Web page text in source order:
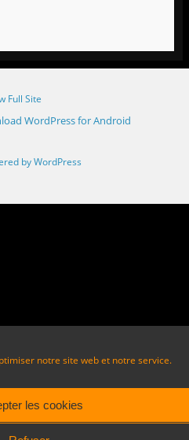
notre site web et notre service.
les cookies
Full Site
WordPress for Android
by WordPress